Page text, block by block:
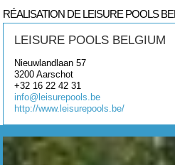
RÉALISATION DE LEISURE POOLS
LEISURE POOLS BELGIUM
Nieuwlandlaan 57
3200 Aarschot
+32 16 22 42 31
info@leisurepools.be
http://www.leisurepools.be/